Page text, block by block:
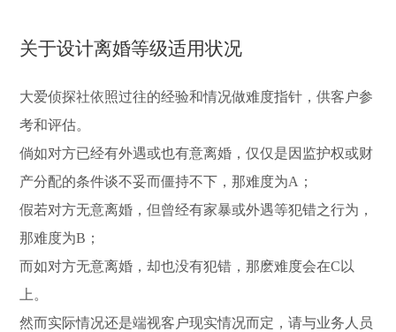
关于设计离婚等级适用状况
大爱侦探社依照过往的经验和情况做难度指针，供客户参
考和评估。
倘如对方已经有外遇或也有意离婚，仅仅是因监护权或财
产分配的条件谈不妥而僵持不下，那难度为A；
假若对方无意离婚，但曾经有家暴或外遇等犯错之行为，
那难度为B；
而如对方无意离婚，却也没有犯错，那麽难度会在C以
上。
然而实际情况还是端视客户现实情况而定，请与业务人员